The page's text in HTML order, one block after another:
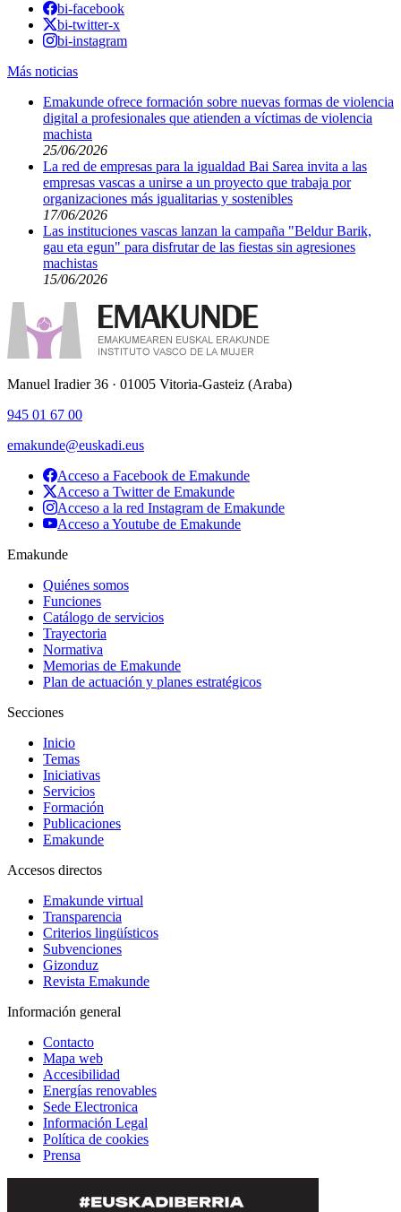
bi-facebook
bi-twitter-x
bi-instagram
Más noticias
Emakunde ofrece formación sobre nuevas formas de violencia
digital a profesionales que atienden a víctimas de violencia
machista
25/06/2026
La red de empresas para la igualdad Bai Sarea invita a las
empresas vascas a unirse a un proyecto que trabaja por
organizaciones más igualitarias y sostenibles
17/06/2026
Las instituciones vascas lanzan la campaña "Beldur Barik,
gau eta egun" para disfrutar de las fiestas sin agresiones
machistas
15/06/2026
Manuel Iradier 36 · 01005 Vitoria-Gasteiz (Araba)
945 01 67 00
emakunde@euskadi.eus
Acceso a Facebook de Emakunde
Acceso a Twitter de Emakunde
Acceso a la red Instagram de Emakunde
Acceso a Youtube de Emakunde
Emakunde
Quiénes somos
Funciones
Catálogo de servicios
Trayectoria
Normativa
Memorias de Emakunde
Plan de actuación y planes estratégicos
Secciones
Inicio
Temas
Iniciativas
Servicios
Formación
Publicaciones
Emakunde
Accesos directos
Emakunde virtual
Transparencia
Criterios lingüísticos
Subvenciones
Gizonduz
Revista Emakunde
Información general
Contacto
Mapa web
Accesibilidad
Energías renovables
Sede Electronica
Información Legal
Política de cookies
Prensa